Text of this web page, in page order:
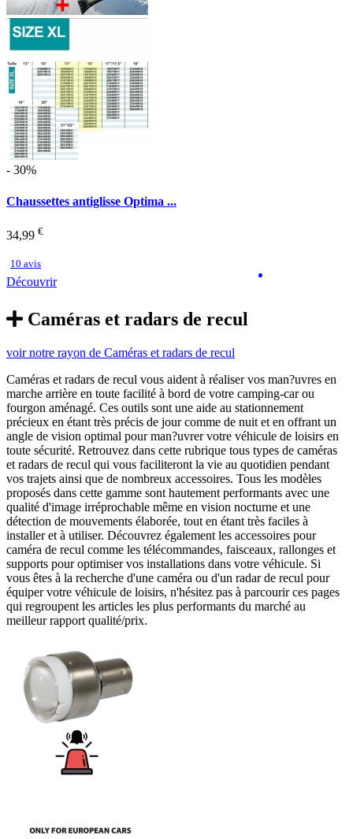
- 30%
Chaussettes antiglisse Optima ...
34,99 €
10 avis
Découvrir
Caméras et radars de recul
voir notre rayon de Caméras et radars de recul
Caméras et radars de recul vous aident à réaliser vos man?uvres en
marche arrière en toute facilité à bord de votre camping-car ou
fourgon aménagé. Ces outils sont une aide au stationnement
précieux en étant très précis de jour comme de nuit et en offrant un
angle de vision optimal pour man?uvrer votre véhicule de loisirs en
toute sécurité. Retrouvez dans cette rubrique tous types de caméras
et radars de recul qui vous faciliteront la vie au quotidien pendant
vos trajets ainsi que de nombreux accessoires. Tous les modèles
proposés dans cette gamme sont hautement performants avec une
qualité d'image irréprochable même en vision nocturne et une
détection de mouvements élaborée, tout en étant très faciles à
installer et à utiliser. Découvrez également les accessoires pour
caméra de recul comme les télécommandes, faisceaux, rallonges et
supports pour optimiser vos installations dans votre véhicule. Si
vous êtes à la recherche d'une caméra ou d'un radar de recul pour
équiper votre véhicule de loisirs, n'hésitez pas à parcourir ces pages
qui regroupent les articles les plus performants du marché au
meilleur rapport qualité/prix.